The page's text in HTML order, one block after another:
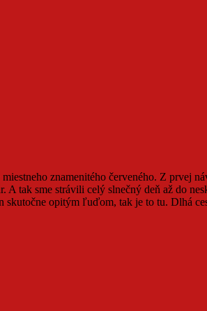
znamenitého červeného. Z prvej
tak sme strávili celý slnečný deň až do
opitým ľuďom, tak je to tu. Dlhá